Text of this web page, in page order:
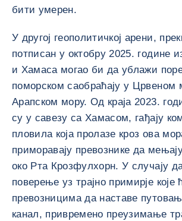
бити умерен.
У другој геополитичкој арени,
потписан у октобру 2025. године
и Хамаса могао би да ублажи
поморском саобраћају у Црвеном
Арапском мору. Од краја 2023.
су у савезу са Хамасом, гађају
пловила која пролазе кроз ова
приморавају превознике да
око Рта Крозфулхорн. У случају
поверење уз трајно примирје које
превозницима да наставе
канал, привремено преузимање